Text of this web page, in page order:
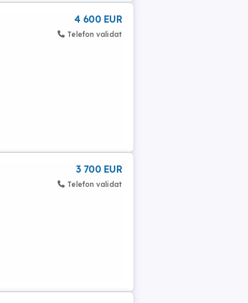
4 600 EUR
Telefon validat
3 700 EUR
Telefon validat